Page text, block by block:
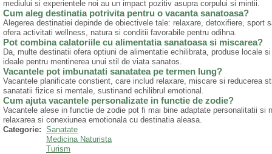
mediului si experientele noi au un impact pozitiv asupra corpului si mintii.
Cum aleg destinatia potrivita pentru o vacanta sanatoasa?
Alegerea destinatiei depinde de obiectivele tale: relaxare, detoxifiere, sport
ofera activitati wellness, natura si conditii favorabile pentru odihna.
Pot combina calatoriile cu alimentatia sanatoasa si miscarea?
Da, multe destinatii ofera optiuni de alimentatie echilibrata, produse locale
ideale pentru mentinerea unui stil de viata sanatos.
Vacantele pot imbunatati sanatatea pe termen lung?
Vacantele planificate constient, care includ relaxare, miscare si reducerea
sanatatii fizice si mentale, sustinand echilibrul emotional.
Cum ajuta vacantele personalizate in functie de zodie?
Vacantele alese in functie de zodie pot fi mai bine adaptate personalitatii
relaxarea si conexiunea emotionala cu destinatia aleasa.
Categorie: Sanatate
Medicina Naturista
Turism